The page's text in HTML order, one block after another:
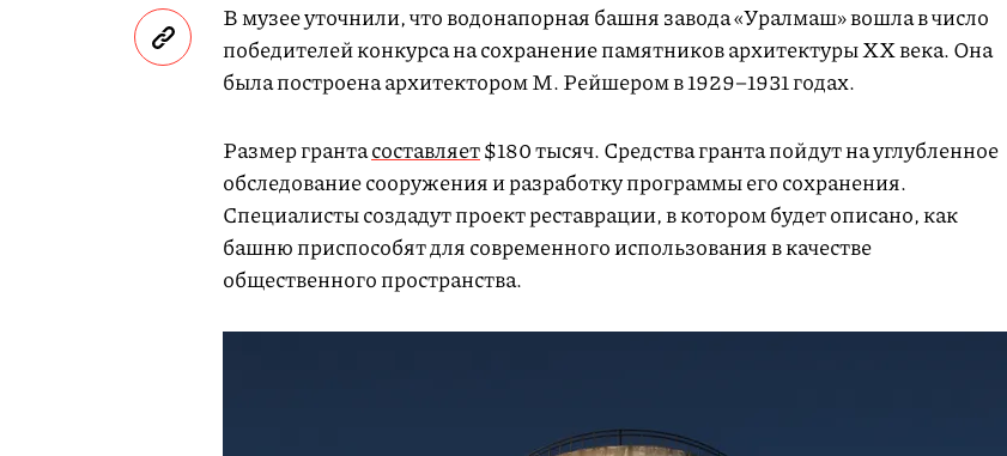
В музее уточнили, что водонапорная башня завода «Уралмаш» вошла в число
победителей конкурса на сохранение памятников архитектуры XX века. Она
была построена архитектором М. Рейшером в 1929–1931 годах.
Размер грантасоставляет$180 тысяч. Средства гранта пойдут на углубленное
обследование сооружения и разработку программы его сохранения.
Cпециалисты создадут проект реставрации, в котором будет описано, как
башню приспособят для современного использования в качестве
общественного пространства.